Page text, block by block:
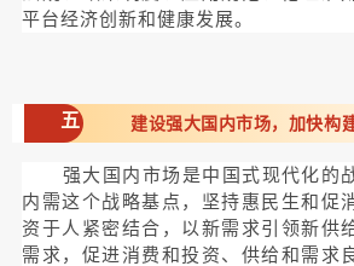
平台经济创新和健康发展。
五 建设强大国内市场，加快构
强大国内市场是中国式现代化的
内需这个战略基点，坚持惠民生和促
资于人紧密结合，以新需求引领新供
需求，促进消费和投资、供给和需求